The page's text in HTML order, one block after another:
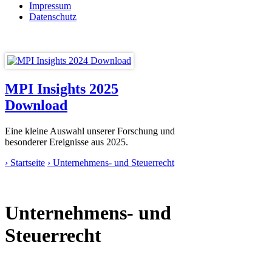
Impressum
Datenschutz
MPI Insights 2025
Download
Eine kleine Auswahl unserer Forschung und
besonderer Ereignisse aus 2025.
› Startseite › Unternehmens- und Steuerrecht
Unternehmens- und
Steuerrecht